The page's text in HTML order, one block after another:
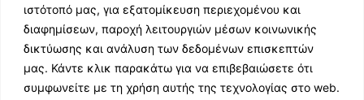
ιστότοπό μας, για εξατομίκευση περιεχομένου και
διαφημίσεων, παροχή λειτουργιών μέσων κοινωνικής
δικτύωσης και ανάλυση των δεδομένων επισκεπτών
μας. Κάντε κλικ παρακάτω για να επιβεβαιώσετε ότι
συμφωνείτε με τη χρήση αυτής της τεχνολογίας στο web.
ΕΛΛΗΝΙΚΗ ΜΟΥΣΙΚΗ
TV SHOWS
EVENTS